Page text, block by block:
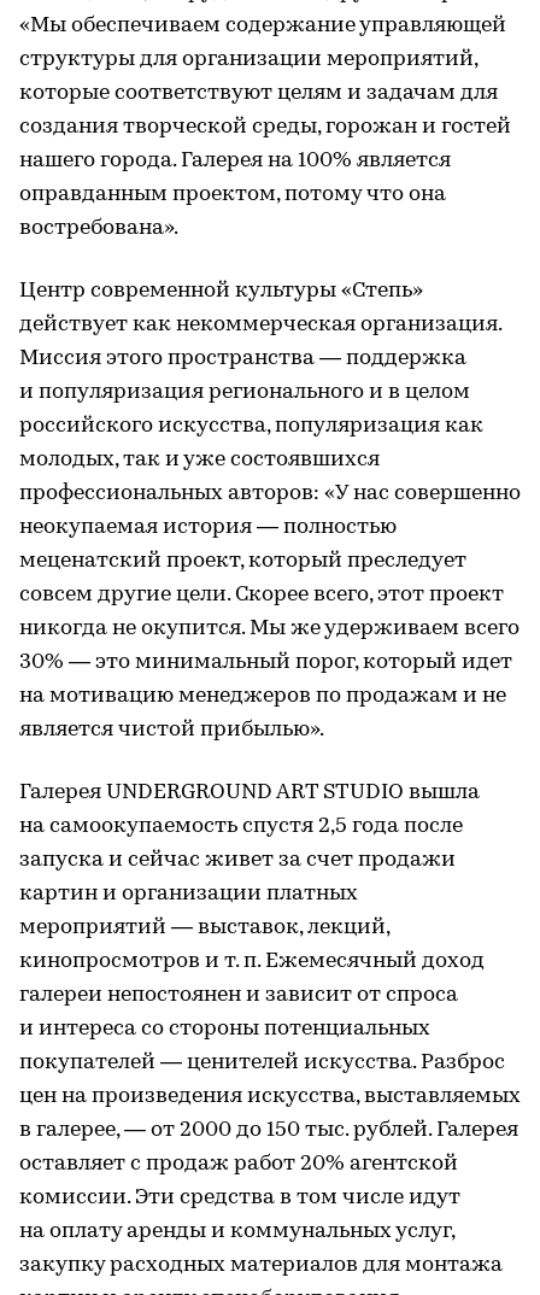
«Мы обеспечиваем содержание управляющей
структуры для организации мероприятий,
которые соответствуют целям и задачам для
создания творческой среды, горожан и гостей
нашего города. Галерея на 100% является
оправданным проектом, потому что она
востребована».
Центр современной культуры «Степь»
действует как некоммерческая организация.
Миссия этого пространства — поддержка
и популяризация регионального и в целом
российского искусства, популяризация как
молодых, так и уже состоявшихся
профессиональных авторов: «У нас совершенно
неокупаемая история — полностью
меценатский проект, который преследует
совсем другие цели. Скорее всего, этот проект
никогда не окупится. Мы же удерживаем всего
30% — это минимальный порог, который идет
на мотивацию менеджеров по продажам и не
является чистой прибылью».
Галерея UNDERGROUND ART STUDIO вышла
на самоокупаемость спустя 2,5 года после
запуска и сейчас живет за счет продажи
картин и организации платных
мероприятий — выставок, лекций,
кинопросмотров и т. п. Ежемесячный доход
галереи непостоянен и зависит от спроса
и интереса со стороны потенциальных
покупателей — ценителей искусства. Разброс
цен на произведения искусства, выставляемых
в галерее, — от 2000 до 150 тыс. рублей. Галерея
оставляет с продаж работ 20% агентской
комиссии. Эти средства в том числе идут
на оплату аренды и коммунальных услуг,
закупку расходных материалов для монтажа